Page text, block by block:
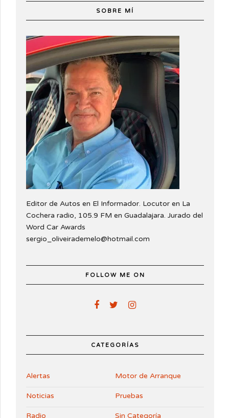
SOBRE MÍ
Editor de Autos en El Informador. Locutor en La
Cochera radio, 105.9 FM en Guadalajara. Jurado del
Word Car Awards
sergio_oliveirademelo@hotmail.com
FOLLOW ME ON
CATEGORÍAS
Alertas Motor de Arranque
Noticias Pruebas
Radio Sin Categoría